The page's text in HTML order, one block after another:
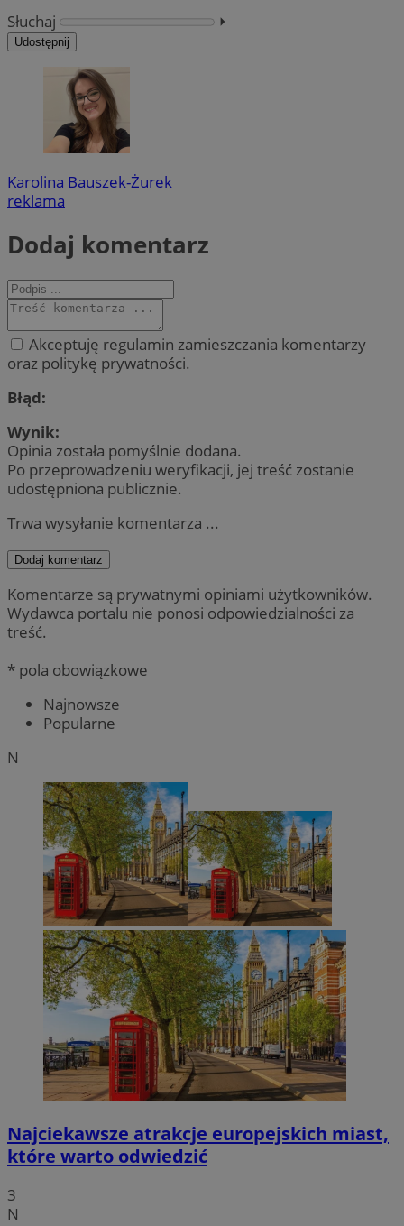
Słuchaj ⏵︎
Udostępnij
Karolina Bauszek-Żurek
reklama
Dodaj komentarz
Akceptuję regulamin zamieszczania komentarzy
oraz politykę prywatności.
Błąd:
Wynik:
Opinia została pomyślnie dodana.
Po przeprowadzeniu weryfikacji, jej treść zostanie
udostępniona publicznie.
Trwa wysyłanie komentarza ...
Dodaj komentarz
Komentarze są prywatnymi opiniami użytkowników.
Wydawca portalu nie ponosi odpowiedzialności za
treść.
* pola obowiązkowe
Najnowsze
Popularne
N
Najciekawsze atrakcje europejskich miast,
które warto odwiedzić
3
N